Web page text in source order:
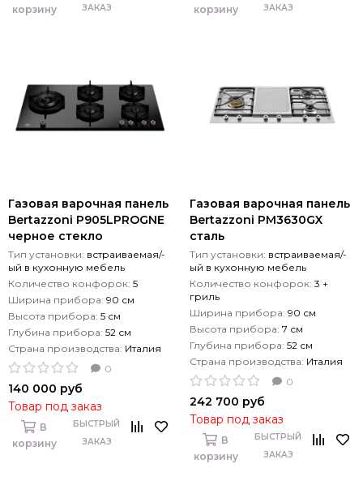
корзину
ЗАКАЗ
корзину
ЗАКАЗ
Газовая варочная панель
Bertazzoni P905LPROGNE
черное стекло
Тип установки: встраиваемая/-
ый в кухонную мебель
Количество конфорок: 5
Ширина прибора: 90 см
Высота прибора: 5 см
Глубина прибора: 52 см
Страна производства: Италия
0
140 000 руб
Товар под заказ
В
корзину
БЫСТРЫЙ
ЗАКАЗ
Газовая варочная панель
Bertazzoni PM3630GX
сталь
Тип установки: встраиваемая/-
ый в кухонную мебель
Количество конфорок: 3 +
гриль
Ширина прибора: 90 см
Высота прибора: 7 см
Глубина прибора: 52 см
Страна производства: Италия
0
242 700 руб
Товар под заказ
В
корзину
БЫСТРЫЙ
ЗАКАЗ